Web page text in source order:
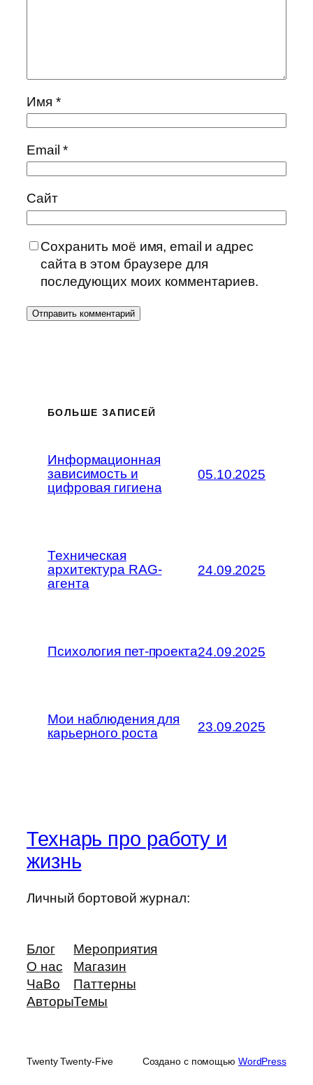
Имя *
Email*
Сайт
Сохранить моё имя, email и адрес
сайта в этом браузере для
последующих моих комментариев.
БОЛЬШЕ ЗАПИСЕЙ
Информационная
зависимость и
цифровая гигиена
05.10.2025
Техническая
архитектура RAG-
агента
24.09.2025
Психология пет-проекта24.09.2025
Мои наблюдения для
карьерного роста
23.09.2025
Технарь про работу и
жизнь
Личный бортовой журнал:
Блог
О нас
ЧаВо
Авторы
Мероприятия
Магазин
Паттерны
Темы
Twenty Twenty-Five Создано с помощью WordPress